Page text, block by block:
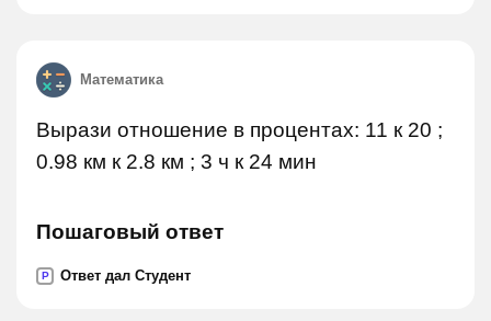
Математика
Вырази отношение в процентах: 11 к 20 ;
0.98 км к 2.8 км ; 3 ч к 24 мин
Пошаговый ответ
P Ответ дал Студент